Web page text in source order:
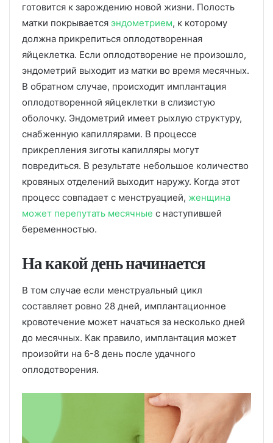
готовится к зарождению новой жизни. Полость
матки покрывается эндометрием, к которому
должна прикрепиться оплодотворенная
яйцеклетка. Если оплодотворение не произошло,
эндометрий выходит из матки во время месячных.
В обратном случае, происходит имплантация
оплодотворенной яйцеклетки в слизистую
оболочку. Эндометрий имеет рыхлую структуру,
снабженную капиллярами. В процессе
прикрепления зиготы капилляры могут
повредиться. В результате небольшое количество
кровяных отделений выходит наружу. Когда этот
процесс совпадает с менструацией, женщина
может перепутать месячные с наступившей
беременностью.
На какой день начинается
В том случае если менструальный цикл
составляет ровно 28 дней, имплантационное
кровотечение может начаться за несколько дней
до месячных. Как правило, имплантация может
произойти на 6-8 день после удачного
оплодотворения.